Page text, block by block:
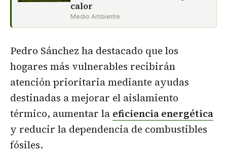
calor
Medio Ambiente
Pedro Sánchez ha destacado que los
hogares más vulnerables recibirán
atención prioritaria mediante ayudas
destinadas a mejorar el aislamiento
térmico, aumentar la eficiencia energética
y reducir la dependencia de combustibles
fósiles.